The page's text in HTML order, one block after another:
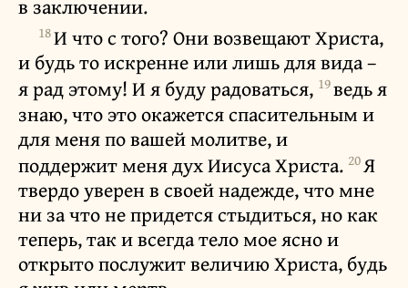
в заключении.
18И что с того? Они возвещают Христа,
и будь то искренне или лишь для вида –
я рад этому! И я буду радоваться, 19ведь я
знаю, что это окажется спасительным и
для меня по вашей молитве, и
поддержит меня дух Иисуса Христа. 20Я
твердо уверен в своей надежде, что мне
ни за что не придется стыдиться, но как
теперь, так и всегда тело мое ясно и
открыто послужит величию Христа, будь